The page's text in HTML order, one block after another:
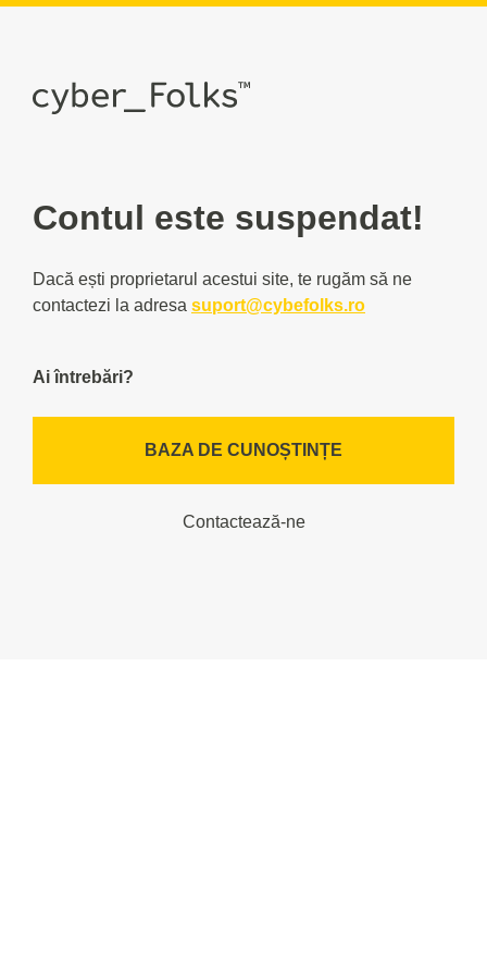
Contul este suspendat!
Dacă ești proprietarul acestui site, te rugăm să ne
contactezi la adresa suport@cybefolks.ro
Ai întrebări?
BAZA DE CUNOȘTINȚE
Contactează-ne